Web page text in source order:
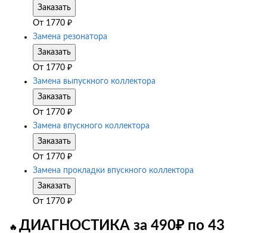
Заказать
От 1770 ₽
Замена резонатора
Заказать
От 1770 ₽
Замена выпускного коллектора
Заказать
От 1770 ₽
Замена впускного коллектора
Заказать
От 1770 ₽
Замена прокладки впускного коллектора
Заказать
От 1770 ₽
🔥 ДИАГНОСТИКА за 490₽ по 43